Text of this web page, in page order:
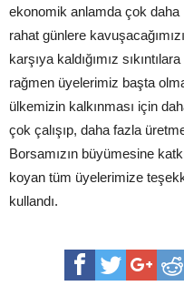
ekonomik anlamda çok daha
rahat günlere
karşıya kaldığımız sıkıntılara
rağmen üyelerimiz başta
ülkemizin kalkınması için
çok çalışıp, daha fazla
Borsamızın büyümesine
koyan tüm üyelerimize
kullandı.